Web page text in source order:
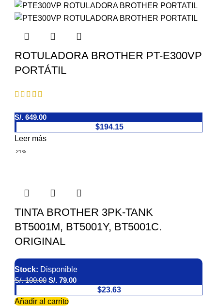
ROTULADORA BROTHER PT-E300VP
PORTÁTIL
S/. 649.00
$194.15
Leer más
-21%
TINTA BROTHER 3PK-TANK
BT5001M, BT5001Y, BT5001C.
ORIGINAL
Stock: Disponible
S/.100.00 S/. 79.00
$23.63
Añadir al carrito